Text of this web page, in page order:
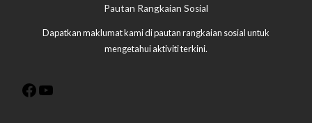
Pautan Rangkaian Sosial
Dapatkan maklumat kami di pautan rangkaian sosial untuk
mengetahui aktiviti terkini.